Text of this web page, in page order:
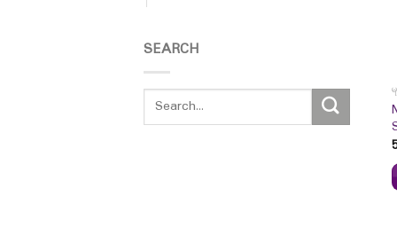
SEARCH